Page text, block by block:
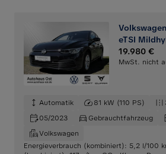
eTSI
19.980 €
MwSt. nicht
Automatik 81 kW (110 PS)
05/2023
Gebrauchtfahrzeug
Volkswagen
Energieverbrauch (kombiniert): 5,2 l/100